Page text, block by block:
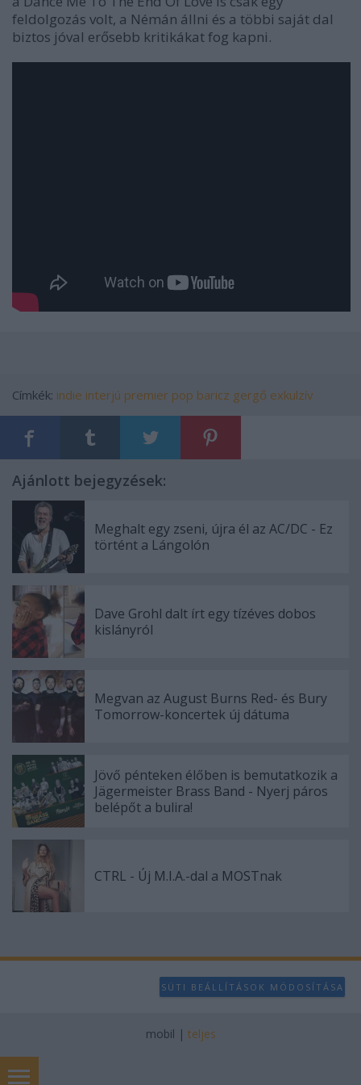
feldolgozás volt, a Némán állni és a többi saját dal
biztos jóval erősebb kritikákat fog kapni.
Címkék: indie interjú premier pop baricz gergő exkulzív
Ajánlott bejegyzések:
Meghalt egy zseni, újra él az AC/DC - Ez
történt a Lángolón
Dave Grohl dalt írt egy tízéves dobos
kislányról
Megvan az August Burns Red- és Bury
Tomorrow-koncertek új dátuma
Jövő pénteken élőben is bemutatkozik a
Jägermeister Brass Band - Nyerj páros
belépőt a bulira!
CTRL - Új M.I.A.-dal a MOSTnak
SÜTI BEÁLLÍTÁSOK MÓDOSÍTÁSA
mobil | teljes